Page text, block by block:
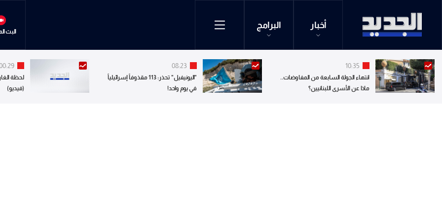
أخبار البرامج
البث
10:35
انتهاء الجولة السابعة من المفاوضات..
ماذا عن الأسرى اللبنانيين؟
08:23
"اليونيفيل" تحذر: 113 مقذوفاً إسرائيلياً
في يوم واحد!
لحظة
(فيديو)